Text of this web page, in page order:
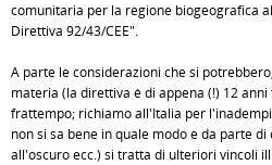
comunitaria per la regione biogeografica
Direttiva 92/43/CEE".
A parte le considerazioni che si
materia (la direttiva é di appena (!) 12
frattempo; richiamo all'Italia per
non si sa bene in quale modo e da parte
all'oscuro ecc.) si tratta di ulteriori vincoli